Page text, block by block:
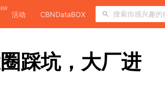
活动 CBNDataBOX
踩坑，大厂进